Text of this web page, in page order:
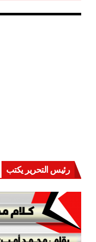
مصر تعيد للعالم اتزانه
رئيس التحرير يكتب